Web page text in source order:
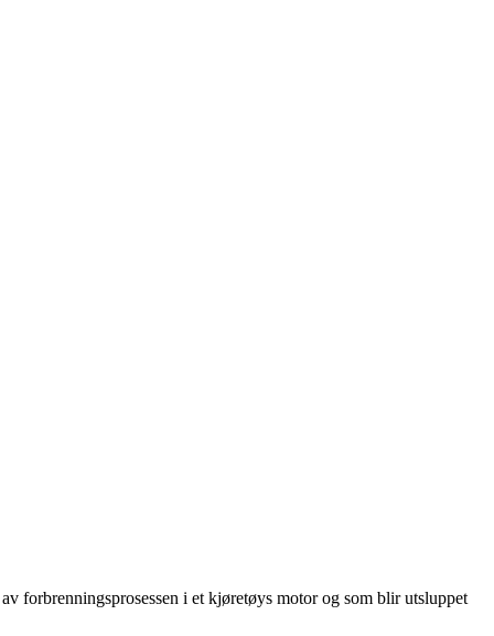
forbrenningsprosessen i et kjøretøys motor og som blir utsluppet